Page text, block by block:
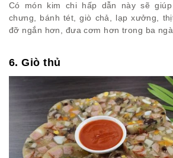
Có món kim chi hấp dẫn này sẽ
chưng, bánh tét, giò chả, lạp xưởng,
đỡ ngắn hơn, đưa cơm hơn trong ba
6. Giò thủ